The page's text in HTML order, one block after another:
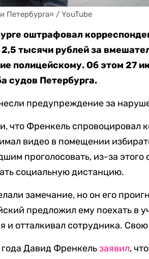
Петербурга» / YouTube
оштрафовал
тысячи рублей за
полицейскому. Об этом 27
судов Петербурга.
предупреждение за
что Френкель спровоцировал
видео в помещении
проголосовать, из-за этого
социальную дистанцию.
замечание, но он его
предложил ему поехать в
и отталкивал сотрудника.
Давид Френкельзаявил,